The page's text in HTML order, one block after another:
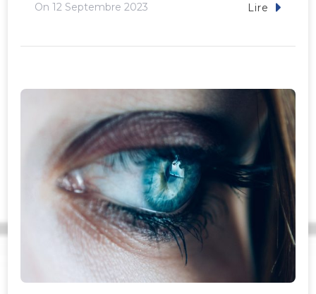
On 12 Septembre 2023 Lire